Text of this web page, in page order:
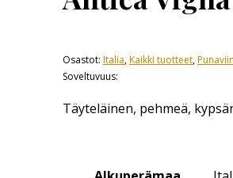
Osastot: Italia,Kaikki tuotteet,
Soveltuvuus:
Täyteläinen, pehmeä,